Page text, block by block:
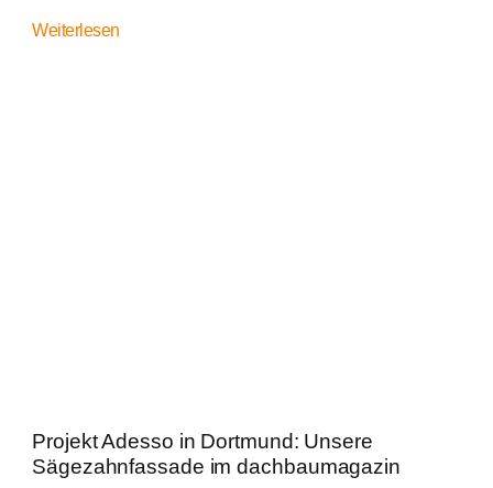
Weiterlesen
Projekt Adesso in Dortmund: Unsere
Sägezahnfassade im dachbaumagazin